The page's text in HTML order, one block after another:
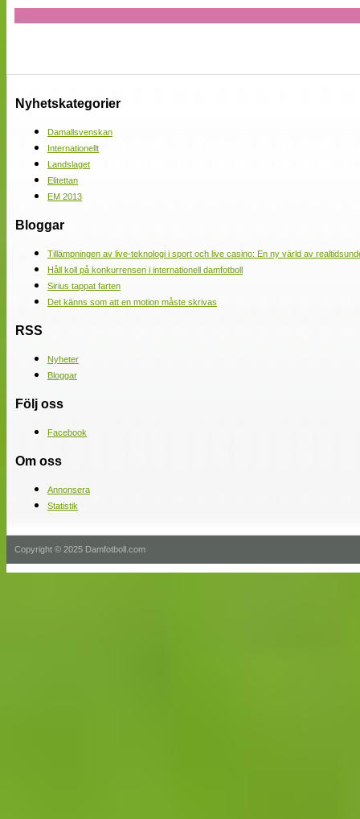
Nyhetskategorier
Damallsvenskan
Internationellt
Landslaget
Elitettan
EM 2013
Bloggar
Tillämpningen av live-teknologi i sport och live casino: En ny värld av
Håll koll på konkurrensen i internationell damfotboll
Sirius tappat farten
Det känns som att en motion måste skrivas
RSS
Nyheter
Bloggar
Följ oss
Facebook
Om oss
Annonsera
Statistik
Copyright © 2025 Damfotboll.com